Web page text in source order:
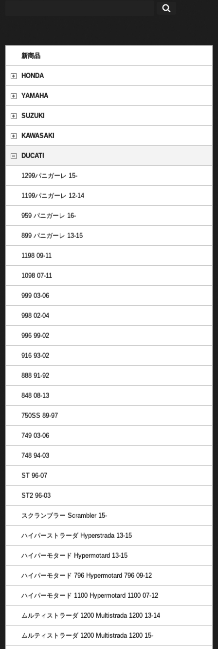
新商品
HONDA
YAMAHA
SUZUKI
KAWASAKI
DUCATI
1299パニガーレ 15-
1199パニガーレ 12-14
959 パニガーレ 16-
899 パニガーレ 13-15
1198 09-11
1098 07-11
999 03-06
998 02-04
996 99-02
916 93-02
888 91-92
848 08-13
750SS 89-97
749 03-06
748 94-03
ST 96-07
ST2 96-03
スクランブラー Scrambler 15-
ハイパーストラーダ Hyperstrada 13-15
ハイパーモタード Hypermotard 13-15
ハイパーモタード 796 Hypermotard 796 09-12
ハイパーモタード 1100 Hypermotard 1100 07-12
ムルティストラーダ 1200 Multistrada 1200 13-14
ムルティストラーダ 1200 Multistrada 1200 15-